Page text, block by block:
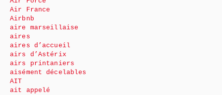
Air France
Airbnb
aire marseillaise
aires
aires d’accueil
airs d’Astérix
airs printaniers
aisément décelables
AIT
ait appelé